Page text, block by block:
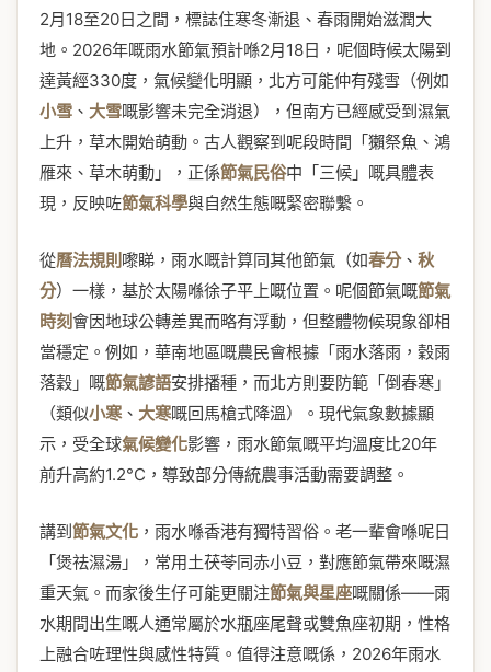
2月18至20日之間，標誌住寒冬漸退、春雨開始滋潤大
地。2026年嘅雨水節氣預計喺2月18日，呢個時候太陽到
達黃經330度，氣候變化明顯，北方可能仲有殘雪（例如
小雪 、 大雪嘅影響未完全消退），但南方已經感受到濕氣
上升，草木開始萌動。古人觀察到呢段時間「獺祭魚、鴻
雁來、草木萌動」，正係節氣民俗中「三候」嘅具體表
現，反映咗節氣科學與自然生態嘅緊密聯繫。
從曆法規則 嚟睇，雨水嘅計算同其他節氣（如春分、 秋
分）一樣，基於太陽喺徐子平上嘅位置。呢個節氣嘅節氣
時刻會因地球公轉差異而略有浮動，但整體物候現象卻相
當穩定。例如，華南地區嘅農民會根據「雨水落雨，穀雨
落穀」嘅節氣諺語安排播種，而北方則要防範「倒春寒」
（類似小寒、 大寒嘅回馬槍式降溫）。現代氣象數據顯
示，受全球氣候變化影響，雨水節氣嘅平均溫度比20年
前升高約1.2°C，導致部分傳統農事活動需要調整。
講到節氣文化 ，雨水喺香港有獨特習俗。老一輩會喺呢日
「煲祛濕湯」，常用土茯苓同赤小豆，對應節氣帶來嘅濕
重天氣。而家後生仔可能更關注節氣與星座嘅關係——雨
水期間出生嘅人通常屬於水瓶座尾聲或雙魚座初期，性格
上融合咗理性與感性特質。值得注意嘅係，2026年雨水